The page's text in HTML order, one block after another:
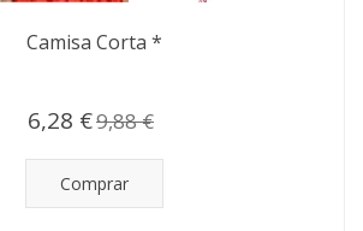
Camisa Corta *
6,28 €9,88 €
Comprar